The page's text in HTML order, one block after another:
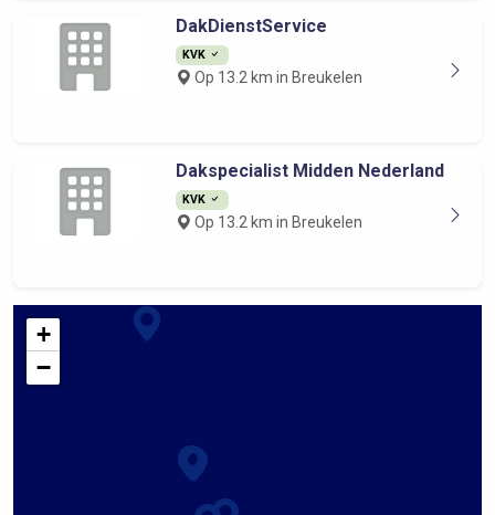
DakDienstService
KVK
Op 13.2 km in Breukelen
Dakspecialist Midden Nederland
KVK
Op 13.2 km in Breukelen
+
−